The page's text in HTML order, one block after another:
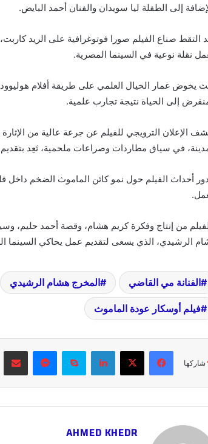
إلى الطفلة ليا سويدان والفنان أحمد البايض.
التقط صناع الفيلم صورا فوتوغرافية على الريد
نقلة نوعية في السينما المصرية.
يخوض غمار الخيال العلمي على طريقة أفلام
إلى الحياة نتيجة تجارب علمية.
الإعلان الترويجي للفيلم عن جرعة عالية من
في سياق مطاردات وصراعات ملحمية، تَعِد
أحداث الفيلم حول نمو كائن الماموث الضخم داخل
من إنتاج وفكرة كريم هشام، وقصة أحمد حليم،
الرشيدي، الذي يسعى لتقديم عمل يحاكي السينما
الفنانة مي القاضي المخرج هشام الرشيدي
فيلم أوسكار عودة الماموث
شاركها
فيسبوك X لينكدإن سكايب ماسنجر
AHMED KHEDR